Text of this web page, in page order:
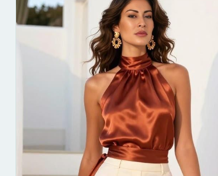
הורמונלי
תפריט מפורט ל־14 יום עם ערכים תזונתיים ודגשים
לשיפור רמות הסוכר,
האנרגיה והאיזון ההורמונלי.
מותאם לנשים 40+ שרוצות לרדת 2–4 ק”ג בשבועיים,
להפחית עייפות וחשקים ולחזור לשלוט בגוף ובמשקל
בצורה טבעית.